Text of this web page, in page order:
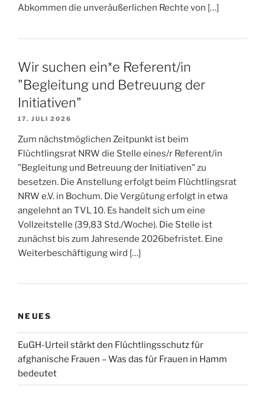
Abkommen die unveräußerlichen Rechte von […]
Wir suchen ein*e Referent/in
"Begleitung und Betreuung der
Initiativen"
17. JULI 2026
Zum nächstmöglichen Zeitpunkt ist beim
Flüchtlingsrat NRW die Stelle eines/r Referent/in
"Begleitung und Betreuung der Initiativen" zu
besetzen. Die Anstellung erfolgt beim Flüchtlingsrat
NRW e.V. in Bochum. Die Vergütung erfolgt in etwa
angelehnt an TVL 10. Es handelt sich um eine
Vollzeitstelle (39,83 Std./Woche). Die Stelle ist
zunächst bis zum Jahresende 2026befristet. Eine
Weiterbeschäftigung wird […]
NEUES
EuGH-Urteil stärkt den Flüchtlingsschutz für
afghanische Frauen – Was das für Frauen in Hamm
bedeutet